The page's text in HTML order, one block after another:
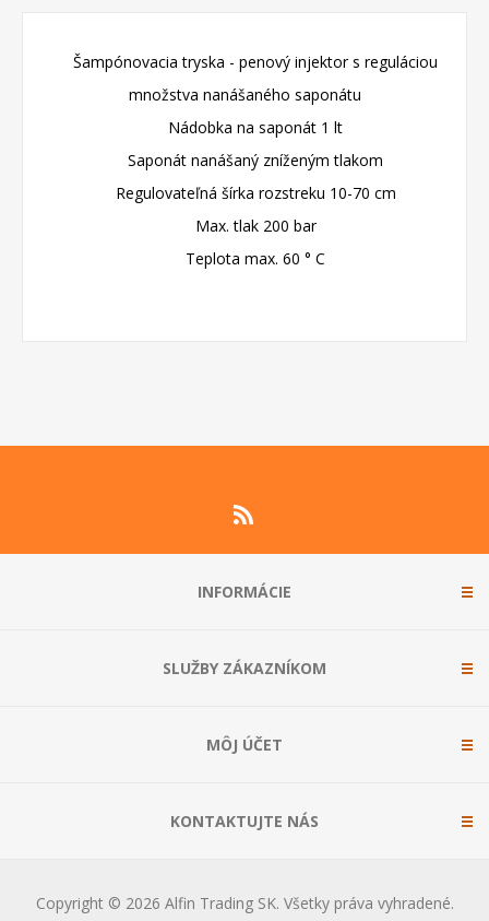
Šampónovacia tryska - penový injektor s reguláciou
množstva nanášaného saponátu
Nádobka na saponát 1 lt
Saponát nanášaný zníženým tlakom
Regulovateľná šírka rozstreku 10-70 cm
Max. tlak 200 bar
Teplota max. 60 ° C
INFORMÁCIE
SLUŽBY ZÁKAZNÍKOM
MÔJ ÚČET
KONTAKTUJTE NÁS
Copyright © 2026 Alfin Trading SK. Všetky práva vyhradené.